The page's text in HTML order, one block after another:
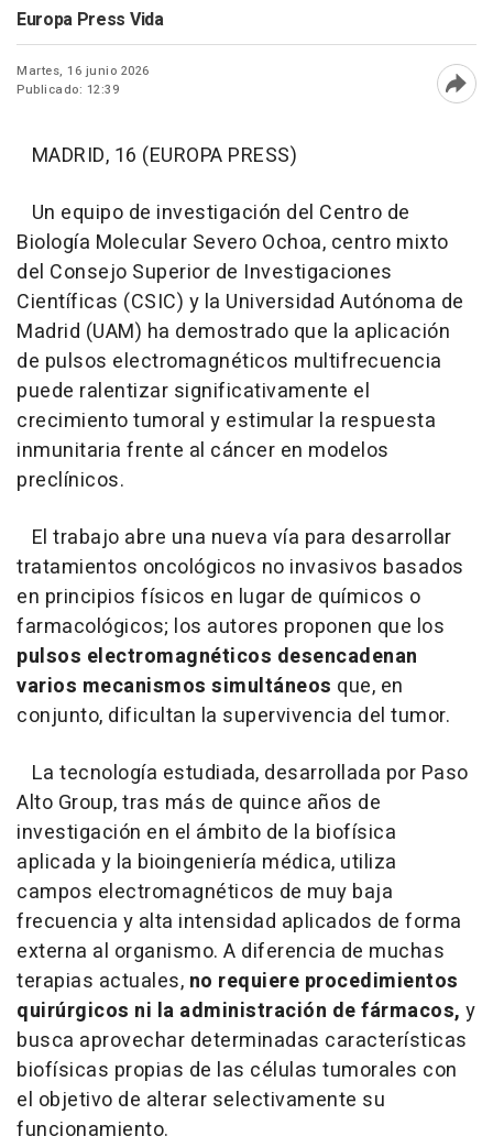
Europa Press Vida
Martes, 16 junio 2026
Publicado: 12:39
MADRID, 16 (EUROPA PRESS)
Un equipo de investigación del Centro de
Biología Molecular Severo Ochoa, centro mixto
del Consejo Superior de Investigaciones
Científicas (CSIC) y la Universidad Autónoma de
Madrid (UAM) ha demostrado que la aplicación
de pulsos electromagnéticos multifrecuencia
puede ralentizar significativamente el
crecimiento tumoral y estimular la respuesta
inmunitaria frente al cáncer en modelos
preclínicos.
El trabajo abre una nueva vía para desarrollar
tratamientos oncológicos no invasivos basados
en principios físicos en lugar de químicos o
farmacológicos; los autores proponen que los
pulsos electromagnéticos desencadenan
varios mecanismos simultáneos que, en
conjunto, dificultan la supervivencia del tumor.
La tecnología estudiada, desarrollada por Paso
Alto Group, tras más de quince años de
investigación en el ámbito de la biofísica
aplicada y la bioingeniería médica, utiliza
campos electromagnéticos de muy baja
frecuencia y alta intensidad aplicados de forma
externa al organismo. A diferencia de muchas
terapias actuales, no requiere procedimientos
quirúrgicos ni la administración de fármacos, y
busca aprovechar determinadas características
biofísicas propias de las células tumorales con
el objetivo de alterar selectivamente su
funcionamiento.